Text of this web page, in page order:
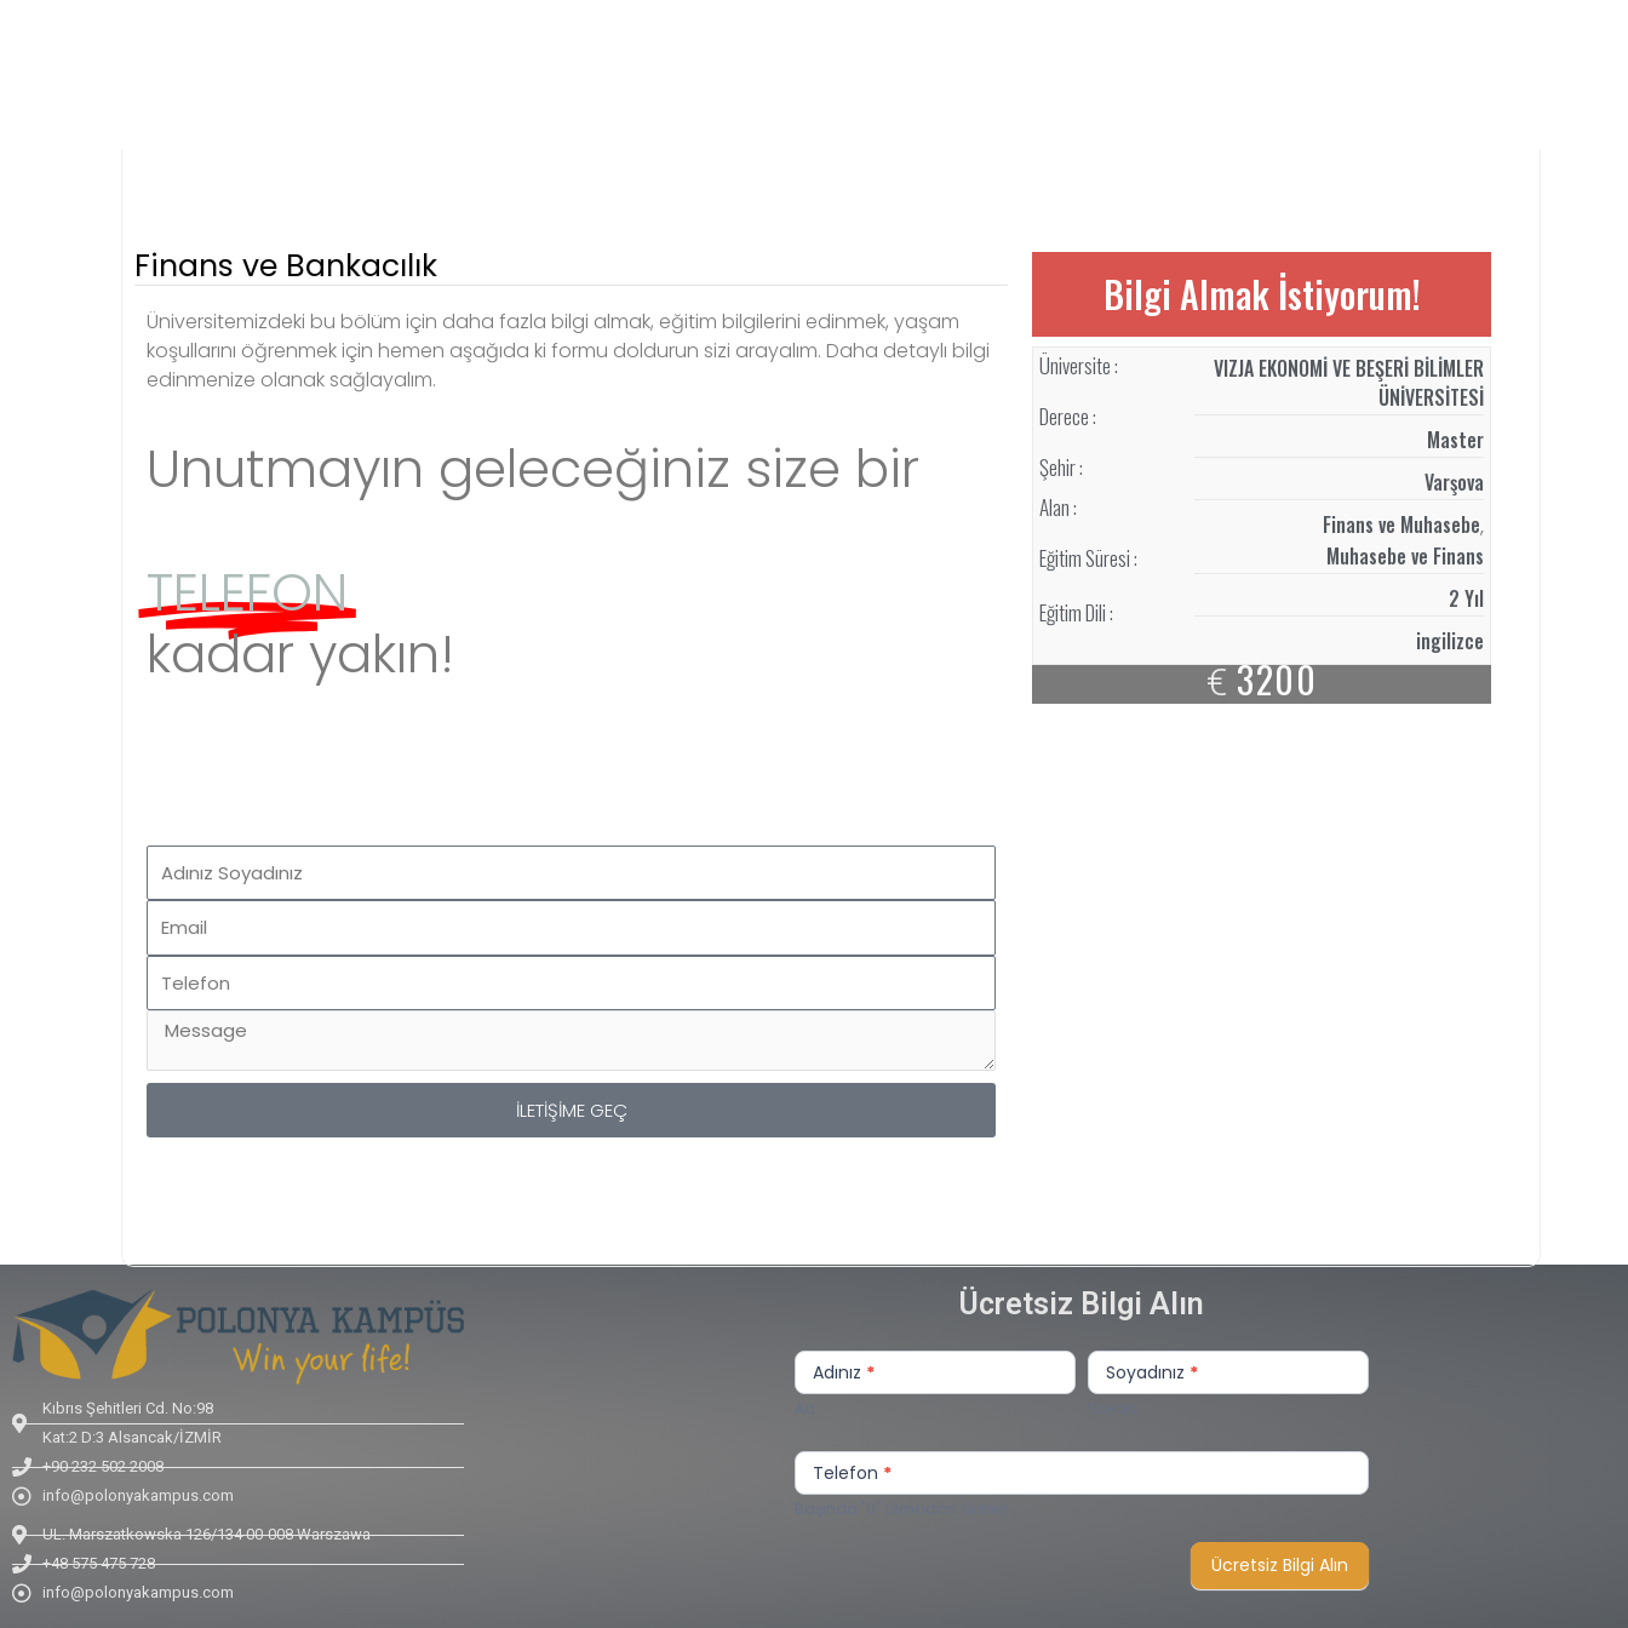
Finans ve Bankacılık
Üniversitemizdeki bu bölüm için daha fazla bilgi almak, eğitim bilgilerini edinmek, yaşam
koşullarını öğrenmek için hemen aşağıda ki formu doldurun sizi arayalım. Daha detaylı bilgi
edinmenize olanak sağlayalım.
Unutmayın geleceğiniz size bir
TELEFON
kadar yakın!
Ad
Soyad
Email
Telefon
İLETİŞİME GEÇ
Bilgi Almak İstiyorum!
Üniversite :
Derece :
Şehir :
Alan :
Eğitim Süresi :
Eğitim Dili :
VIZJA EKONOMİ VE BEŞERİ BİLİMLER
ÜNİVERSİTESİ
Master
Varşova
Finans ve Muhasebe,
Muhasebe ve Finans
2 Yıl
ingilizce
€ 3200
Kıbrıs Şehitleri Cd. No:98
Kat:2 D:3 Alsancak/İZMİR
+90 232 502 2008
info@polonyakampus.com
UL. Marszatkowska 126/134 00-008 Warszawa
+48 575 475 728
info@polonyakampus.com
Ücretsiz Bilgi Alın
Arayalım
Lite
Adınız * Soyadınız *
Telefon *
Ücretsiz Bilgi Alın